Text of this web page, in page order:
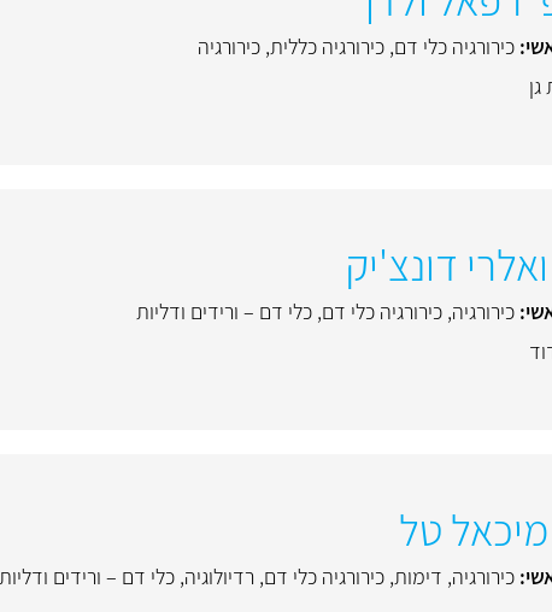
כירורגיה כלי דם, כירורגיה כללית, כירורגיה
דונצ'יק
כירורגיה, כירורגיה כלי דם, כלי דם – ורידים ודליות
טל
כירורגיה, דימות, כירורגיה כלי דם, רדיולוגיה, כלי דם – ורידים ודליות